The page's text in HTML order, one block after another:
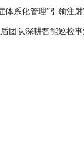
体系化管理”引领注
团队深耕智能巡检事